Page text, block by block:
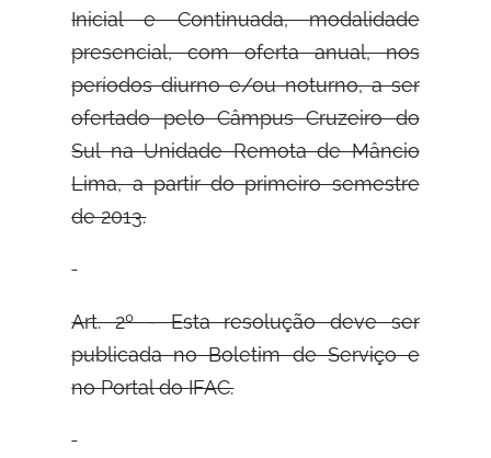
Inicial e Continuada, modalidade
presencial, com oferta anual, nos
períodos diurno e/ou noturno, a ser
ofertado pelo Câmpus Cruzeiro do
Sul na Unidade Remota de Mâncio
Lima, a partir do primeiro semestre
de 2013.
Art. 2º - Esta resolução deve ser
publicada no Boletim de Serviço e
no Portal doIFAC.